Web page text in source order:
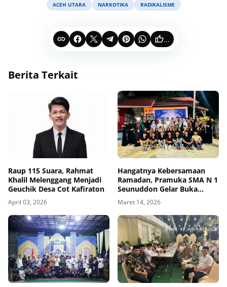
ACEH UTARA NARKOTIKA RADIKALISME
...
Berita Terkait
Raup 115 Suara, Rahmat
Khalil Melenggang Menjadi
Geuchik Desa Cot Kafiraton
April 03, 2026
Hangatnya Kebersamaan
Ramadan, Pramuka SMA N 1
Seunuddon Gelar Buka
Puasa Bersama
Maret 14, 2026